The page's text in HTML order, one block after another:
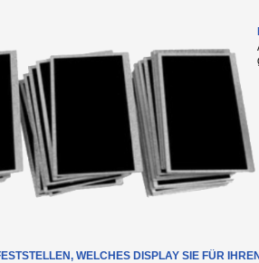
WELCHES DISPLAY SIE FÜR